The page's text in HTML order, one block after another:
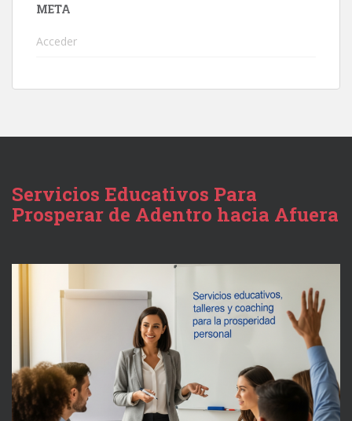
META
Acceder
Servicios Educativos Para
Prosperar de Adentro hacia Afuera